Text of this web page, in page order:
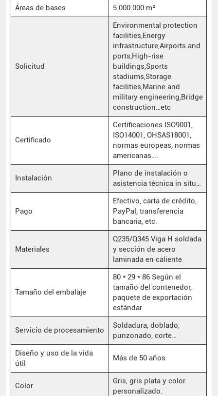
Áreas de bases
5.000.000 m²
Solicitud
Environmental protection
facilities,Energy
infrastructure,Airports and
ports,High-rise
buildings,Sports
stadiums,Storage
facilities,Marine and
military engineering,Bridge
construction…etc
Certificado
Certificaciones ISO9001,
ISO14001, OHSAS18001,
normas europeas, normas
americanas….
Instalación
Plano de instalación o
asistencia técnica in situ…
Pago
Efectivo, carta de crédito,
PayPal, transferencia
bancaria, etc.
Materiales
Q235/Q345 Viga H soldada
y sección de acero
laminada en caliente
Tamaño del embalaje
80 * 29 * 86 Según el
tamaño del contenedor,
paquete de exportación
estándar
Servicio de procesamiento
Soldadura, doblado,
punzonado, corte…
Diseño y uso de la vida
útil
Más de 50 años
Color
Gris, gris plata y color
personalizado.